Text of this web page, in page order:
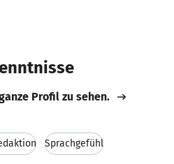
Profil zu sehen.
Sprachgefühl